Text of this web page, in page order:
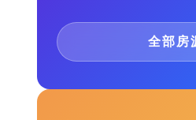
全部房